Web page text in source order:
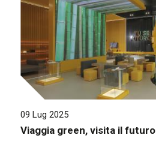
09 Lug 2025
Viaggia green, visita il futuro